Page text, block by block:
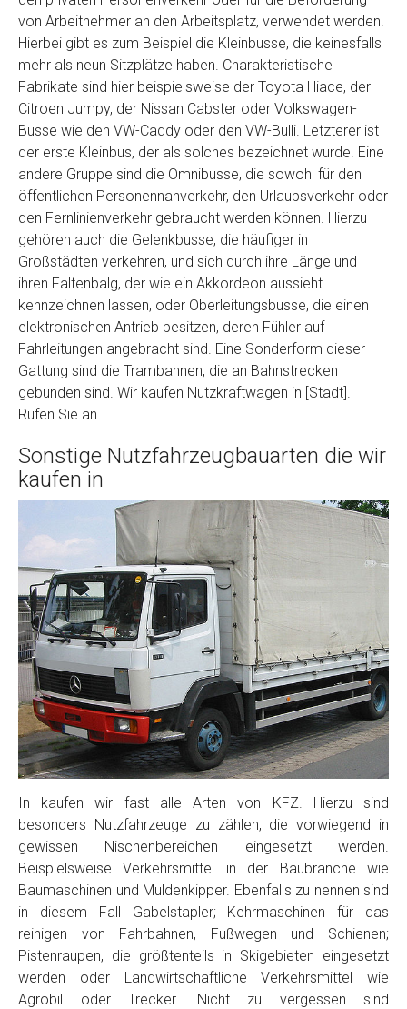
von Arbeitnehmer an den Arbeitsplatz, verwendet werden.
Hierbei gibt es zum Beispiel die Kleinbusse, die keinesfalls
mehr als neun Sitzplätze haben. Charakteristische
Fabrikate sind hier beispielsweise der Toyota Hiace, der
Citroen Jumpy, der Nissan Cabster oder Volkswagen-
Busse wie den VW-Caddy oder den VW-Bulli. Letzterer ist
der erste Kleinbus, der als solches bezeichnet wurde. Eine
andere Gruppe sind die Omnibusse, die sowohl für den
öffentlichen Personennahverkehr, den Urlaubsverkehr oder
den Fernlinienverkehr gebraucht werden können. Hierzu
gehören auch die Gelenkbusse, die häufiger in
Großstädten verkehren, und sich durch ihre Länge und
ihren Faltenbalg, der wie ein Akkordeon aussieht
kennzeichnen lassen, oder Oberleitungsbusse, die einen
elektronischen Antrieb besitzen, deren Fühler auf
Fahrleitungen angebracht sind. Eine Sonderform dieser
Gattung sind die Trambahnen, die an Bahnstrecken
gebunden sind. Wir kaufen Nutzkraftwagen in [Stadt].
Rufen Sie an.
Sonstige Nutzfahrzeugbauarten die wir
kaufen in
In kaufen wir fast alle Arten von KFZ. Hierzu sind
besonders Nutzfahrzeuge zu zählen, die vorwiegend in
gewissen Nischenbereichen eingesetzt werden.
Beispielsweise Verkehrsmittel in der Baubranche wie
Baumaschinen und Muldenkipper. Ebenfalls zu nennen sind
in diesem Fall Gabelstapler; Kehrmaschinen für das
reinigen von Fahrbahnen, Fußwegen und Schienen;
Pistenraupen, die größtenteils in Skigebieten eingesetzt
werden oder Landwirtschaftliche Verkehrsmittel wie
Agrobil oder Trecker. Nicht zu vergessen sind